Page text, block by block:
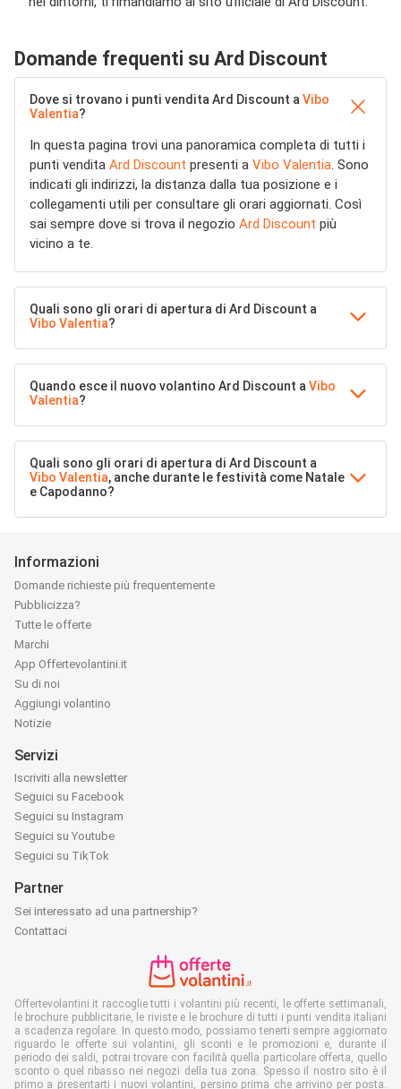
Domande frequenti su Ard Discount
Dove si trovano i punti vendita Ard Discount a Vibo
Valentia?
In questa pagina trovi una panoramica completa di tutti i
punti vendita Ard Discount presenti a Vibo Valentia. Sono
indicati gli indirizzi, la distanza dalla tua posizione e i
collegamenti utili per consultare gli orari aggiornati. Così
sai sempre dove si trova il negozio Ard Discount più
vicino a te.
Quali sono gli orari di apertura di Ard Discount a
Vibo Valentia?
Quando esce il nuovo volantino Ard Discount a Vibo
Valentia?
Quali sono gli orari di apertura di Ard Discount a
Vibo Valentia, anche durante le festività come Natale
e Capodanno?
Informazioni
Domande richieste più frequentemente
Pubblicizza?
Tutte le offerte
Marchi
App Offertevolantini.it
Su di noi
Aggiungi volantino
Notizie
Servizi
Iscriviti alla newsletter
Seguici su Facebook
Seguici su Instagram
Seguici su Youtube
Seguici su TikTok
Partner
Sei interessato ad una partnership?
Contattaci
Offertevolantini.it raccoglie tutti i volantini più recenti, le offerte settimanali,
le brochure pubblicitarie, le riviste e le brochure di tutti i punti vendita italiani
a scadenza regolare. In questo modo, possiamo tenerti sempre aggiornato
riguardo le offerte sui volantini, gli sconti e le promozioni e, durante il
periodo dei saldi, potrai trovare con facilità quella particolare offerta, quello
sconto o quel ribasso nei negozi della tua zona. Spesso il nostro sito è il
primo a presentarti i nuovi volantini, persino prima che arrivino per posta.